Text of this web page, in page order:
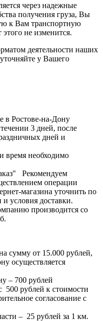
через надежные
получения груза, Вы
к Вам транспортную
не изменится.
деятельности наших
у Вашего
в Ростове-на-Дону
3 дней, после
дней и
время необходимо
Рекомендуем
операции
магазина уточнить по
условия доставки.
производится со
сумму от 15.000 рублей,
осуществляется
– 700 рублей
500 рублей к стоимости
согласование с
– 25 рублей за 1 км.